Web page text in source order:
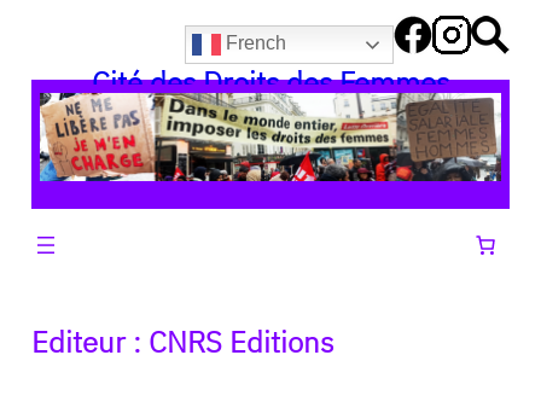
contenu
French
Cité des Droits des Femmes
Editeur : CNRS Editions